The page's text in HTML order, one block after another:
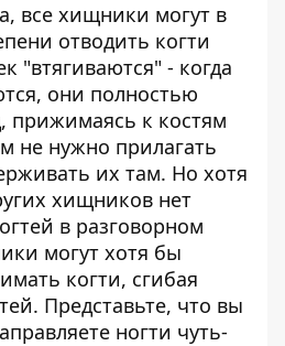
все хищники могут в
отводить когти
"втягиваются" - когда
они полностью
прижимаясь к костям
не нужно прилагать
их там. Но хотя
хищников нет
в разговорном
могут хотя бы
когти, сгибая
Представьте, что вы
ногти чуть-